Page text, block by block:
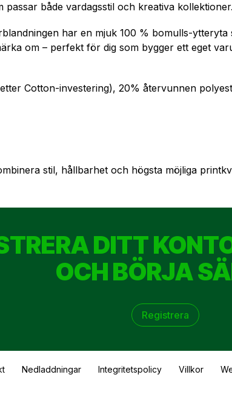
både vardagsstil och kreativa kollektioner.
har en mjuk 100 % bomulls-
om – perfekt för dig som bygger ett eget
Cotton-investering), 20% återvunnen
stil, hållbarhet och högsta möjliga
DITT
OCH BÖRJA
Registrera
Nedladdningar Integritetspolicy Villkor